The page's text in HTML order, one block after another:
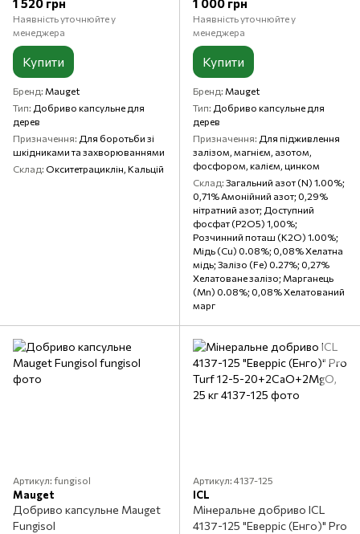
Наявність уточнюйте у
менеджера
Купити
Бренд Mauget
Тип Добриво капсульне для
дерев
Призначення Для боротьби зі
шкідниками та захворюваннями
Склад Окситетрациклін, Кальцій
1 000 грн
Наявність уточнюйте у
менеджера
Купити
Бренд Mauget
Тип Добриво капсульне для
дерев
Призначення Для підживлення
залізом, магнієм, азотом,
фосфором, калієм, цинком
Склад Загальний азот (N) 1.00%;
0,71% Амонійний азот; 0,29%
нітратний азот; Доступний
фосфат (P2O5) 1,00%;
Розчинний поташ (K2O) 1.00%;
Мідь (Cu) 0.08%; 0,08% Хелатна
мідь; Залізо (Fe) 0.27%; 0,27%
Хелатоване залізо; Марганець
(Mn) 0.08%; 0,08% Хелатований
марг
Артикул: fungisol
Mauget
Добриво капсульне Mauget
Fungisol
Артикул: 4137-125
ICL
Мінеральне добриво ICL
4137-125 "Еверріс (Енго)" Pro